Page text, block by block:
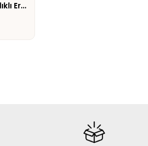
Ultra lüks Sabahlıklı Erkek Bohça Seti